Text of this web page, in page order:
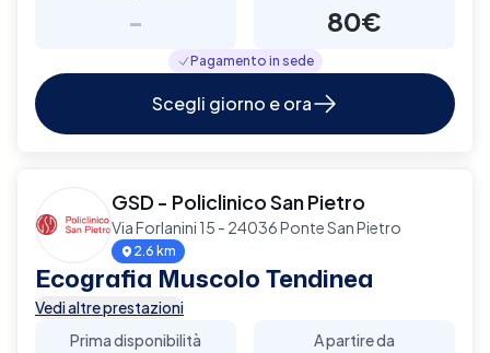
- 80€
Pagamento in sede
Scegli giorno e ora
GSD - Policlinico San Pietro
Via Forlanini 15 - 24036 Ponte San Pietro
2.6 km
Ecografia Muscolo Tendinea
Vedi altre prestazioni
Prima disponibilità
A partire da